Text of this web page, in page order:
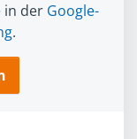
in der Google-
.